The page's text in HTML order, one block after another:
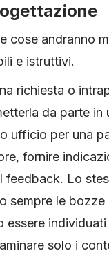
cose andranno
e istruttivi.
richiesta o
da parte in
ufficio per una
fornire
feedback. Lo
sempre le
solo i